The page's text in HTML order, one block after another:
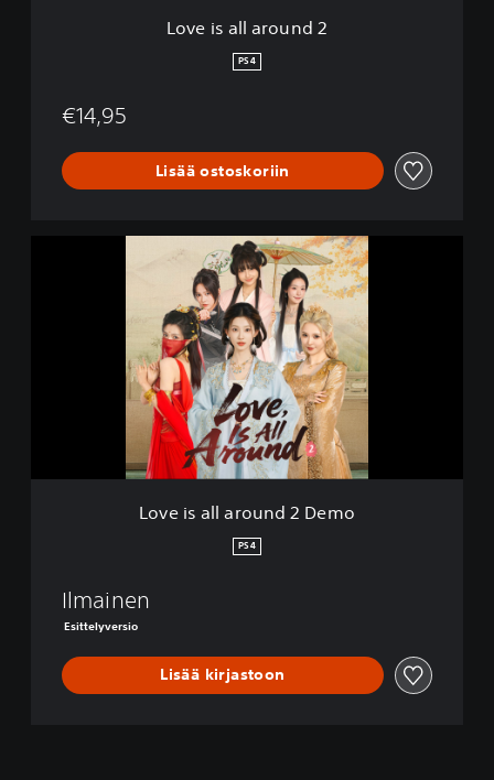
Love is all around 2
PS4
€14,95
Lisää ostoskoriin
o
Love is all around 2 Demo
PS4
Ilmainen
Esittelyversio
Lisää kirjastoon